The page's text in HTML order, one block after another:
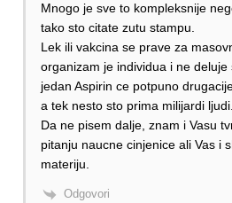
Mnogo je sve to kompleksnije
tako sto citate zutu stampu.
Lek ili vakcina se prave za
organizam je individua i ne
jedan Aspirin ce potpuno
a tek nesto sto prima milijardi ljudi.
Da ne pisem dalje, znam i Vasu
pitanju naucne cinjenice ali Vas i
materiju.
Odgovori